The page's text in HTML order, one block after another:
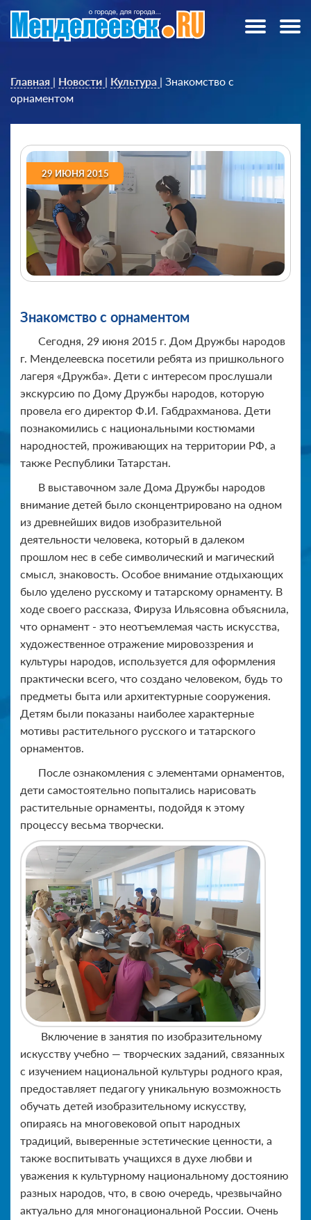
Главная | Новости | Культура | Знакомство с
орнаментом
29 ИЮНЯ 2015
Знакомство с орнаментом
Сегодня, 29 июня 2015 г. Дом Дружбы народов
г. Менделеевска посетили ребята из пришкольного
лагеря «Дружба». Дети с интересом прослушали
экскурсию по Дому Дружбы народов, которую
провела его директор Ф.И. Габдрахманова. Дети
познакомились с национальными костюмами
народностей, проживающих на территории РФ, а
также Республики Татарстан.
В выставочном зале Дома Дружбы народов
внимание детей было сконцентрировано на одном
из древнейших видов изобразительной
деятельности человека, который в далеком
прошлом нес в себе символический и магический
смысл, знаковость. Особое внимание отдыхающих
было уделено русскому и татарскому орнаменту. В
ходе своего рассказа, Фируза Ильясовна объяснила,
что орнамент - это неотъемлемая часть искусства,
художественное отражение мировоззрения и
культуры народов, используется для оформления
практически всего, что создано человеком, будь то
предметы быта или архитектурные сооружения.
Детям были показаны наиболее характерные
мотивы растительного русского и татарского
орнаментов.
После ознакомления с элементами орнаментов,
дети самостоятельно попытались нарисовать
растительные орнаменты, подойдя к этому
процессу весьма творчески.
Включение в занятия по изобразительному
искусству учебно — творческих заданий, связанных
с изучением национальной культуры родного края,
предоставляет педагогу уникальную возможность
обучать детей изобразительному искусству,
опираясь на многовековой опыт народных
традиций, выверенные эстетические ценности, а
также воспитывать учащихся в духе любви и
уважения к культурному национальному достоянию
разных народов, что, в свою очередь, чрезвычайно
актуально для многонациональной России. Очень